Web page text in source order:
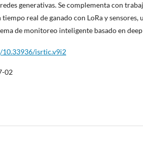
generativas. Se complementa con
real de ganado con LoRa y
de monitoreo inteligente basado en
10.33936/isrtic.v9i2
02